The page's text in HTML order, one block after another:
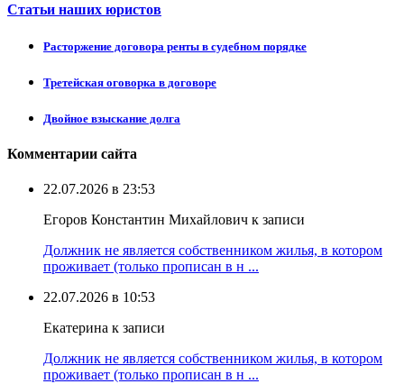
Статьи наших юристов
Расторжение договора ренты в судебном порядке
Третейская оговорка в договоре
Двойное взыскание долга
Комментарии сайта
22.07.2026 в 23:53
Егоров Константин Михайлович к записи
Должник не является собственником жилья, в котором
проживает (только прописан в н ...
22.07.2026 в 10:53
Екатерина к записи
Должник не является собственником жилья, в котором
проживает (только прописан в н ...